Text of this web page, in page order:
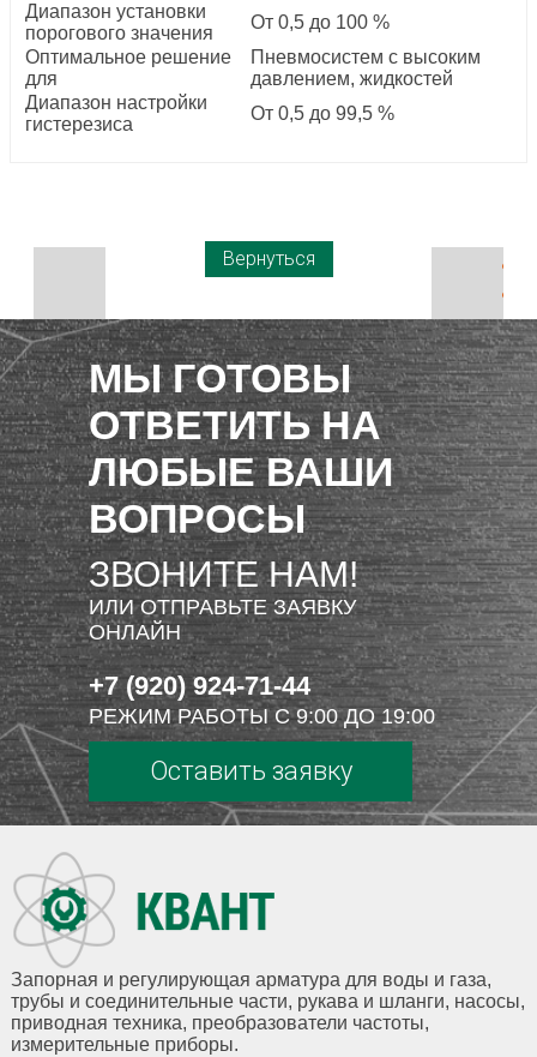
Диапазон установки
порогового значения
От 0,5 до 100 %
Оптимальное решение
для
Пневмосистем с высоким
давлением, жидкостей
Диапазон настройки
гистерезиса
От 0,5 до 99,5 %
Вернуться
МЫ ГОТОВЫ
ОТВЕТИТЬ НА
ЛЮБЫЕ ВАШИ
ВОПРОСЫ
ЗВОНИТЕ НАМ!
ИЛИ ОТПРАВЬТЕ ЗАЯВКУ
ОНЛАЙН
+7 (920) 924-71-44
РЕЖИМ РАБОТЫ С 9:00 ДО 19:00
Оставить заявку
Запорная и регулирующая арматура для воды и газа,
трубы и соединительные части, рукава и шланги, насосы,
приводная техника, преобразователи частоты,
измерительные приборы.